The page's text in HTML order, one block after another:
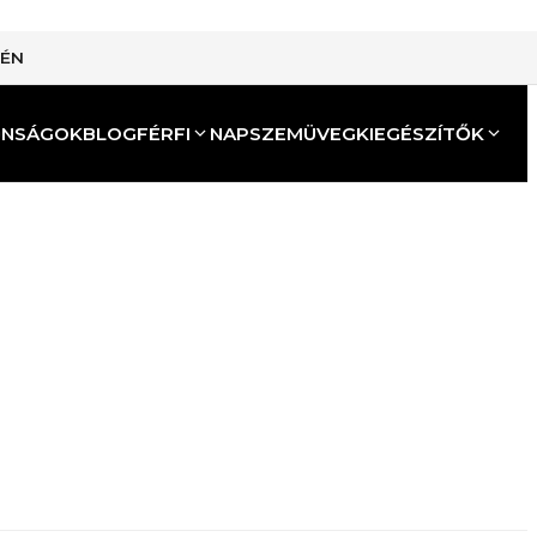
BLOGFÉRFI NAPSZEMÜVEGKIEGÉSZÍTŐK